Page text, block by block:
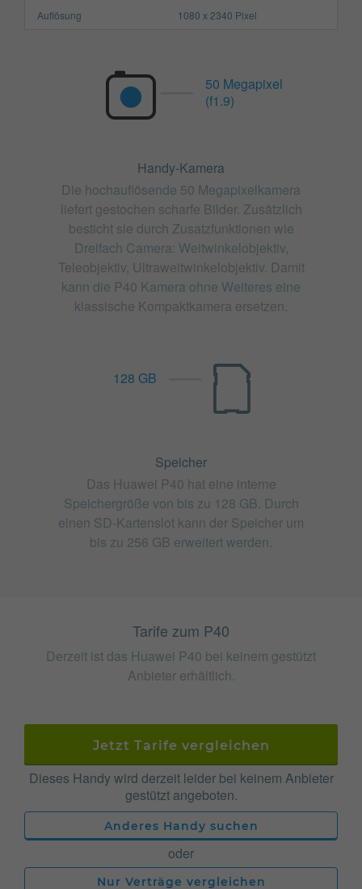
Auflösung
1080 x 2340 Pixel
50 Megapixel
(f1.9)
Handy-Kamera
Die hochauflösende 50 Megapixelkamera
liefert gestochen scharfe Bilder. Zusätzlich
besticht sie durch Zusatzfunktionen wie
Dreifach Camera: Weitwinkelobjektiv,
Teleobjektiv, Ultraweitwinkelobjektiv. Damit
kann die P40 Kamera ohne Weiteres eine
klassische Kompaktkamera ersetzen.
128 GB
Speicher
Das Huawei P40 hat eine interne
Speichergröße von bis zu 128 GB. Durch
einen SD-Kartenslot kann der Speicher um
bis zu 256 GB erweitert werden.
Tarife zum P40
Derzeit ist das Huawei P40 bei keinem gestützt
Anbieter erhältlich.
Jetzt Tarife vergleichen
Dieses Handy wird derzeit leider bei keinem Anbieter
gestützt angeboten.
Anderes Handy suchen
oder
Nur Verträge vergleichen